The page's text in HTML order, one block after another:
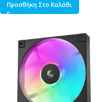
Προσθήκη Στο Καλάθι